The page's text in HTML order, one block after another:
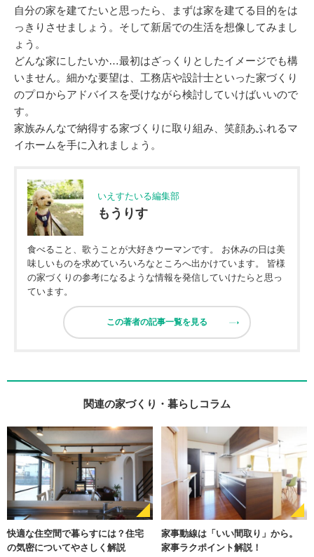
自分の家を建てたいと思ったら、まずは家を建てる目的をは
っきりさせましょう。そして新居での生活を想像してみまし
ょう。
どんな家にしたいか…最初はざっくりとしたイメージでも構
いません。細かな要望は、工務店や設計士といった家づくり
のプロからアドバイスを受けながら検討していけばいいので
す。
家族みんなで納得する家づくりに取り組み、笑顔あふれるマ
イホームを手に入れましょう。
いえすたいる編集部
もうりす
食べること、歌うことが大好きウーマンです。 お休みの日は美
味しいものを求めていろいろなところへ出かけています。 皆様
の家づくりの参考になるような情報を発信していけたらと思っ
ています。
この著者の記事一覧を見る
関連の家づくり・暮らしコラム
快適な住空間で暮らすには？住宅
の気密についてやさしく解説
家事動線は「いい間取り」から。
家事ラクポイント解説！